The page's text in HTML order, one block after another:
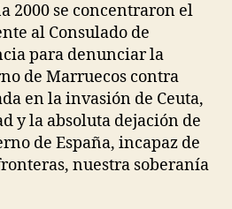
2000 se concentraron el
al Consulado de
para denunciar la
de Marruecos contra
en la invasión de Ceuta,
y la absoluta dejación de
de España, incapaz de
nuestra soberanía